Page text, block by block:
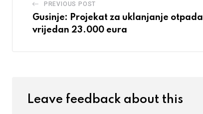
PREVIOUS POST
Gusinje: Projekat za uklanjanje otpada
vrijedan 23.000 eura
Leave feedback about this